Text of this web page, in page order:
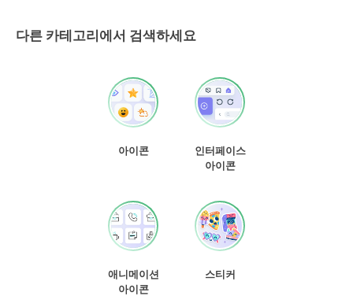
다른 카테고리에서 검색하세요
아이콘
인터페이스
아이콘
애니메이션
아이콘
스티커